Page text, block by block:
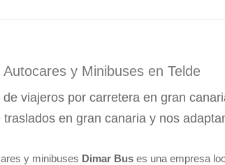
y Minibuses en Telde
viajeros por carretera en gran
en gran canaria y nos
y minibuses Dimar Bus es una empresa